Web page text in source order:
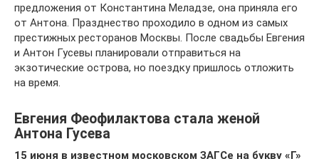
предложения от Константина Меладзе, она приняла его
от Антона. Празднество проходило в одном из самых
престижных ресторанов Москвы. После свадьбы Евгения
и Антон Гусевы планировали отправиться на
экзотические острова, но поездку пришлось отложить
на время.
Евгения Феофилактова стала женой
Антона Гусева
15 июня в известном московском ЗАГСе на букву «Г»